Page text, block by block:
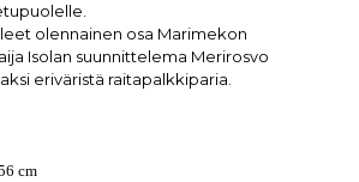
olennainen osa Marimekon
Isolan suunnittelema Merirosvo
eriväristä raitapalkkiparia.
cm